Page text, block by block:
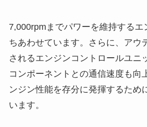
7,000rpmまでパワーを維持するエ
ちあわせています。さらに、アウ
されるエンジンコントロールユニ
コンポーネントとの通信速度も向
ンジン性能を存分に発揮するため
います。